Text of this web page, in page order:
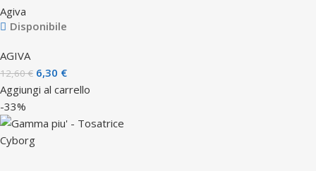
Agiva
Disponibile
AGIVA
12,60€ 6,30 €
Aggiungi al carrello
-33%